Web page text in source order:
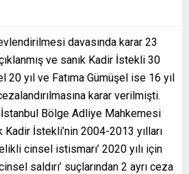
davasında karar 23
ve sanık Kadir İstekli 30
20 yıl ve Fatıma Gümüşel ise 16 yıl
karar verilmişti.
İstanbul Bölge Adliye Mahkemesi
Kadir İstekli’nin 2004-2013 yılları
cinsel istismarı’ 2020 yılı için
saldırı’ suçlarından 2 ayrı ceza